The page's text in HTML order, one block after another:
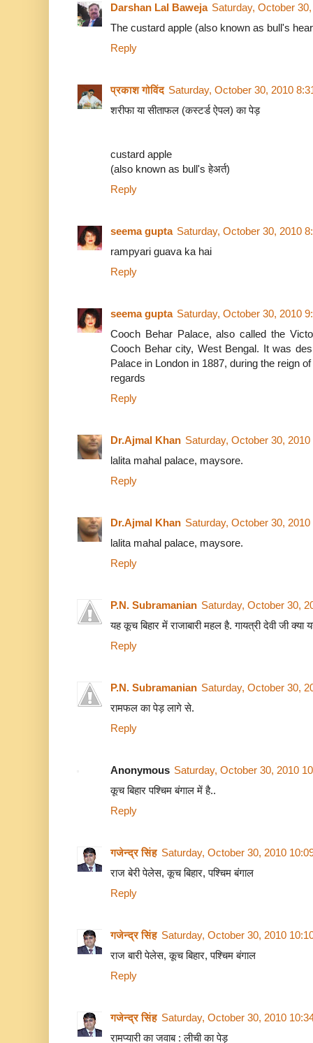
Darshan Lal Baweja Saturday, October
The custard apple (also known as bull's
Reply
प्रकाश गोविंद Saturday, October 30, 2010
शरीफा या सीताफल (कस्टर्ड ऐपल) का पेड़
custard apple
(also known as bull's हेअर्त)
Reply
seema gupta Saturday, October 30, 2010
rampyari guava ka hai
Reply
seema gupta Saturday, October 30, 2010
Cooch Behar Palace, also called the
Cooch Behar city, West Bengal. It was
Palace in London in 1887, during the reign
regards
Reply
Dr.Ajmal Khan Saturday, October 30,
lalita mahal palace, maysore.
Reply
Dr.Ajmal Khan Saturday, October 30,
lalita mahal palace, maysore.
Reply
P.N. Subramanian Saturday, October 30,
यह कूच बिहार में राजाबारी महल है. गायत्री देवी जी क्या
Reply
P.N. Subramanian Saturday, October 30,
रामफल का पेड़ लागे से.
Reply
Anonymous Saturday, October 30, 2010
कूच बिहार पश्चिम बंगाल में है..
Reply
गजेन्द्र सिंह Saturday, October 30, 2010
राज बेरी पेलेस, कूच बिहार, पश्चिम बंगाल
Reply
गजेन्द्र सिंह Saturday, October 30, 2010
राज बारी पेलेस, कूच बिहार, पश्चिम बंगाल
Reply
गजेन्द्र सिंह Saturday, October 30, 2010
रामप्यारी का जवाब : लीची का पेड़